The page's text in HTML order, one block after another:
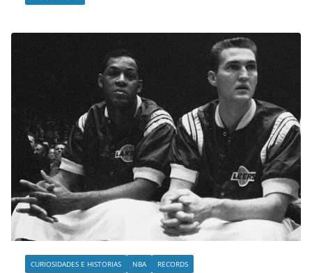
CURIOSIDADES E HISTORIAS NBA RECORDS